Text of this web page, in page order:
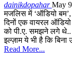
dainikdopaharMay
मजलिस में ‘ऑडियो
दिनों एक वायरल
को पी.ए. समझने लगे
इल्ज़ाम ये भी है कि
Read More...